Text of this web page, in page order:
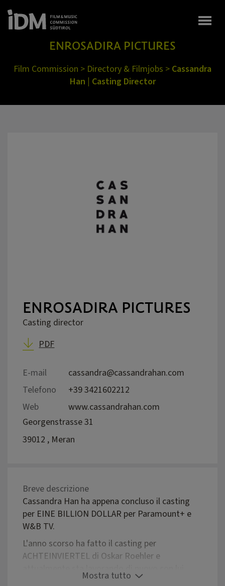
ENROSADIRA PICTURES
Film Commission > Directory & Filmjobs > Cassandra
Han | Casting Director
ENROSADIRA PICTURES
Casting director
PDF
E-mail
cassandra@cassandrahan.com
Telefono
+39 3421602212
Web
www.cassandrahan.com
Georgenstrasse 31
39012 , Meran
Breve descrizione
Cassandra Han ha appena concluso il casting
per EINE BILLION DOLLAR per Paramount+ e
W&B TV.
L'anno scorso ha fatto il casting per
ACHTEINVIERTEL di Oskar Roehler e
Mostra tutto